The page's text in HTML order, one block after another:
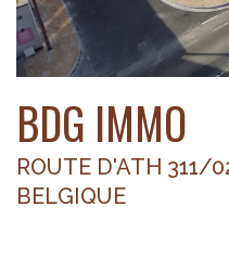
BDG IMMO
ROUTE D'ATH 311/
BELGIQUE